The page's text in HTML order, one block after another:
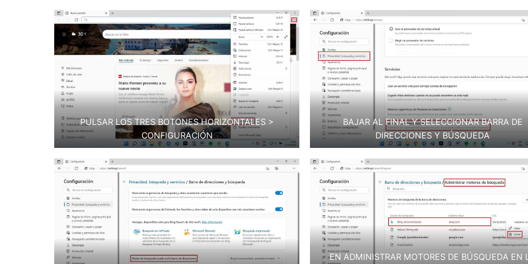
PULSAR LOS TRES BOTONES HORIZONTALES >
CONFIGURACIÓN
BAJAR AL FINAL Y SELECCIONAR BARRA DE
DIRECCIONES Y BÚSQUEDA
EN ADMINISTRAR MOTORES DE BÚSQUEDA EN